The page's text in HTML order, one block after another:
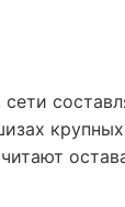
крупных